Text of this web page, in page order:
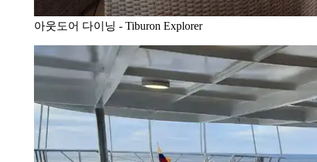
아웃도어 다이닝 - Tiburon Explorer